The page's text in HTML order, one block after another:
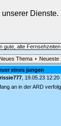
von
gute, alte Fernsehzeiten
Neues Thema • Neueste
eines jungen
, 19.05.23 12:20
an in der ARD